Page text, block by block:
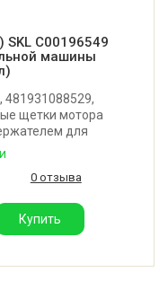
C00196549
машины
481931088529,
щетки мотора
для
Whirlpool,
SKL
0 отзыва
Купить